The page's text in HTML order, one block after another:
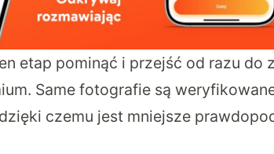
etap pominąć i przejść od razu do
Same fotografie są
czemu jest mniejsze